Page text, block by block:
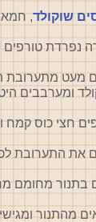
שוקולד,חמאה
נפרדת טורפים
מעט מתערובת
ומערבבים
חצי כוס
לכלים, עד 3/4 גובה הדפנות, אפשר
ל 200 מעלות כ - 18 עד 20 דקות, עד ששולי העוגה יציבים והמרכז
מהתנור